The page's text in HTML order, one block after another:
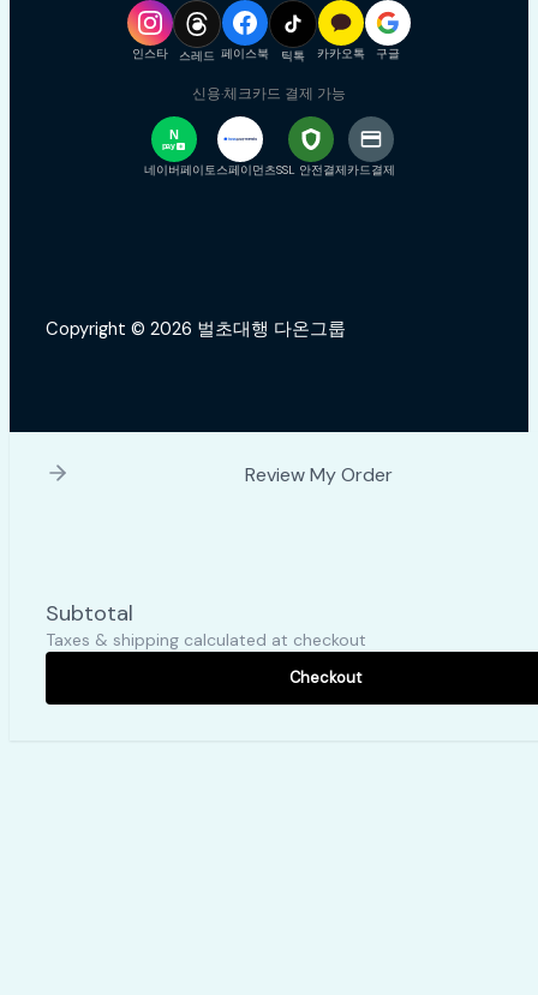
인스타 스레드 페이스북 틱톡 카카오톡 구글
신용·체크카드 결제 가능
N
pay +
네이버페이토스페이먼츠SSL 안전결제카드결제
Copyright © 2026 벌초대행 다온그룹
Review My Order
Subtotal
Taxes & shipping calculated at checkout
Checkout